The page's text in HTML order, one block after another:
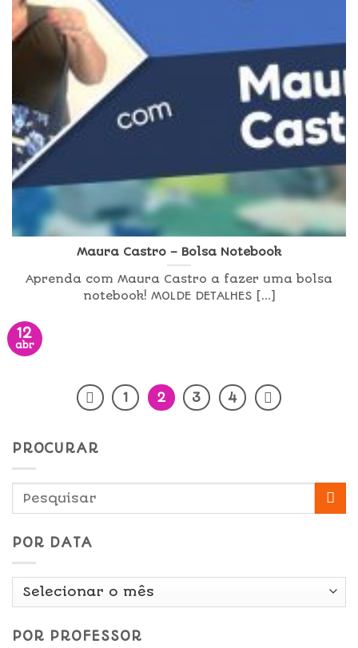
Maura Castro – Bolsa Notebook
Aprenda com Maura Castro a fazer uma bolsa
notebook! MOLDE DETALHES [...]
12
abr
1 2 3 4
PROCURAR
POR DATA
Por
POR PROFESSOR